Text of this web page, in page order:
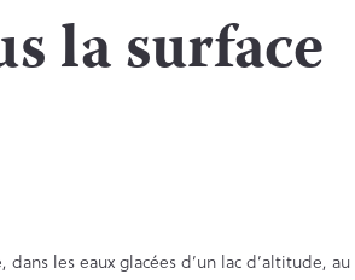
la surface
les eaux glacées d’un lac